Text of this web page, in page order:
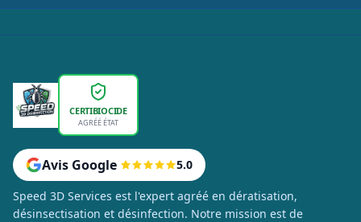
CERTIBIOCIDE
AGRÉÉ ÉTAT
Avis Google 5.0
Speed 3D Services est l'expert agréé en dératisation,
désinsectisation et désinfection. Notre mission est de